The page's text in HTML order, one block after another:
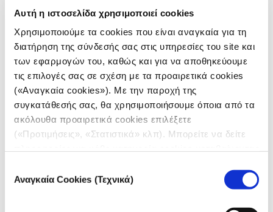
Αυτή η ιστοσελίδα χρησιμοποιεί cookies
Χρησιμοποιούμε τα cookies που είναι αναγκαία για τη
διατήρηση της σύνδεσής σας στις υπηρεσίες του site και
των εφαρμογών του, καθώς και για να αποθηκεύουμε
τις επιλογές σας σε σχέση με τα προαιρετικά cookies
(«Αναγκαία cookies»). Με την παροχή της
συγκατάθεσής σας, θα χρησιμοποιήσουμε όποια από τα
ακόλουθα προαιρετικά cookies επιλέξετε
(«Προτιμήσεις», «Στατιστικά» κλπ). Μπορείτε να δείτε
συγκατάθεσης
Αναγκαία Cookies (Τεχνικά)